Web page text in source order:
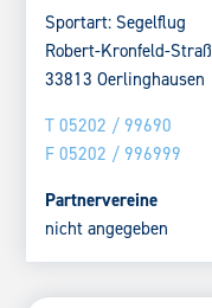
Sportart: Segelflug
Robert-Kronfeld-
33813 Oerlinghausen
T 05202 / 99690
F 05202 / 996999
Partnervereine
nicht angegeben